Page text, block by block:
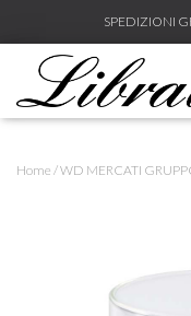
SPEDIZIONI
Home /WD MERCATI